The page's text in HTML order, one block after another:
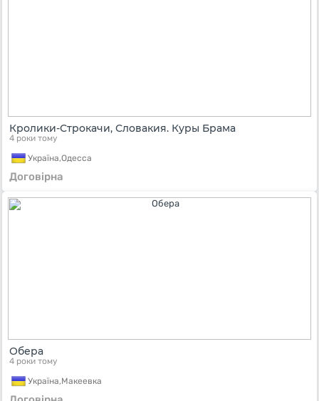
Кролики-Строкачи, Словакия. Куры Брама
4 роки тому
Україна,Одесса
Договірна
Обера
4 роки тому
Україна,Макеевка